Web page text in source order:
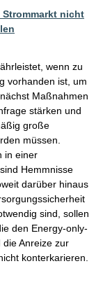
nicht
wenn zu
vorhanden ist, um
Maßnahmen
stärken und
große
müssen.
in einer
Hemmnisse
darüber hinaus
sind, sollen
den Energy-only-
Anreize zur